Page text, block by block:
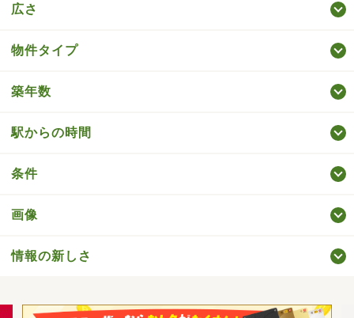
広さ
物件タイプ
築年数
駅からの時間
条件
画像
情報の新しさ